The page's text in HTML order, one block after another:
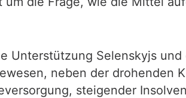
Unterstützung Selenskyjs
neben der drohenden
steigender